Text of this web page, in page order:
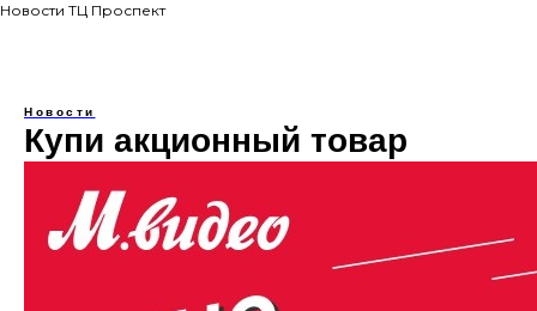
Новости ТЦ Проспект
Новости
Купи акционный товар